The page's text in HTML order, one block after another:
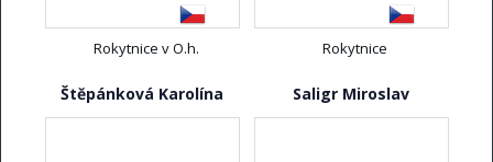
Rokytnice v O.h. Rokytnice
Štěpánková Karolína Saligr Miroslav